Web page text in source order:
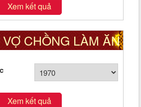
Xem kết quả
CHỒNG LÀM ĂN
HAY XẤU
Xem kết quả